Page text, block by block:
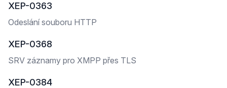
XEP-0363
Odeslání souboru HTTP
XEP-0368
SRV záznamy pro XMPP přes TLS
XEP-0384